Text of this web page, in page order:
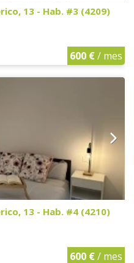
13 - Hab. #3 (4209)
600 €/ mes
13 - Hab. #4 (4210)
600 €/ mes